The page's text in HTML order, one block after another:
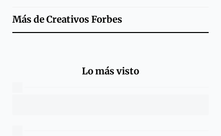
Más deCreativos Forbes
Lo más visto